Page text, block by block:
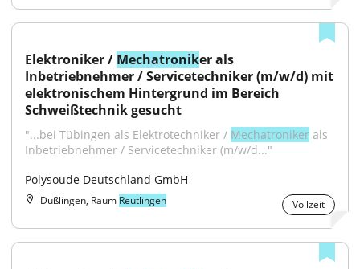
Elektroniker / Mechatroniker als
Inbetriebnehmer / Servicetechniker (m/w/d) mit
elektronischem Hintergrund im Bereich
Schweißtechnik gesucht
"...bei Tübingen als Elektrotechniker / Mechatroniker als
Inbetriebnehmer / Servicetechniker (m/w/d..."
Polysoude Deutschland GmbH
Dußlingen, Raum Reutlingen Vollzeit